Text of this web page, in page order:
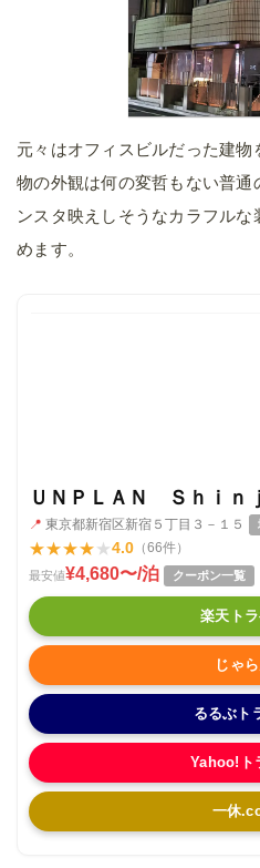
元々はオフィスビルだった建
物の外観は何の変哲もない普通
ンスタ映えしそうなカラフル
めます。
ＵＮＰＬＡＮ Ｓｈｉｎ
📍 東京都新宿区新宿５丁目３－１５
★★★★★4.0 （66件）
最安値¥4,680〜/泊 クーポン一覧
楽天ト
じゃ
るるぶト
Yahoo!ト
一休